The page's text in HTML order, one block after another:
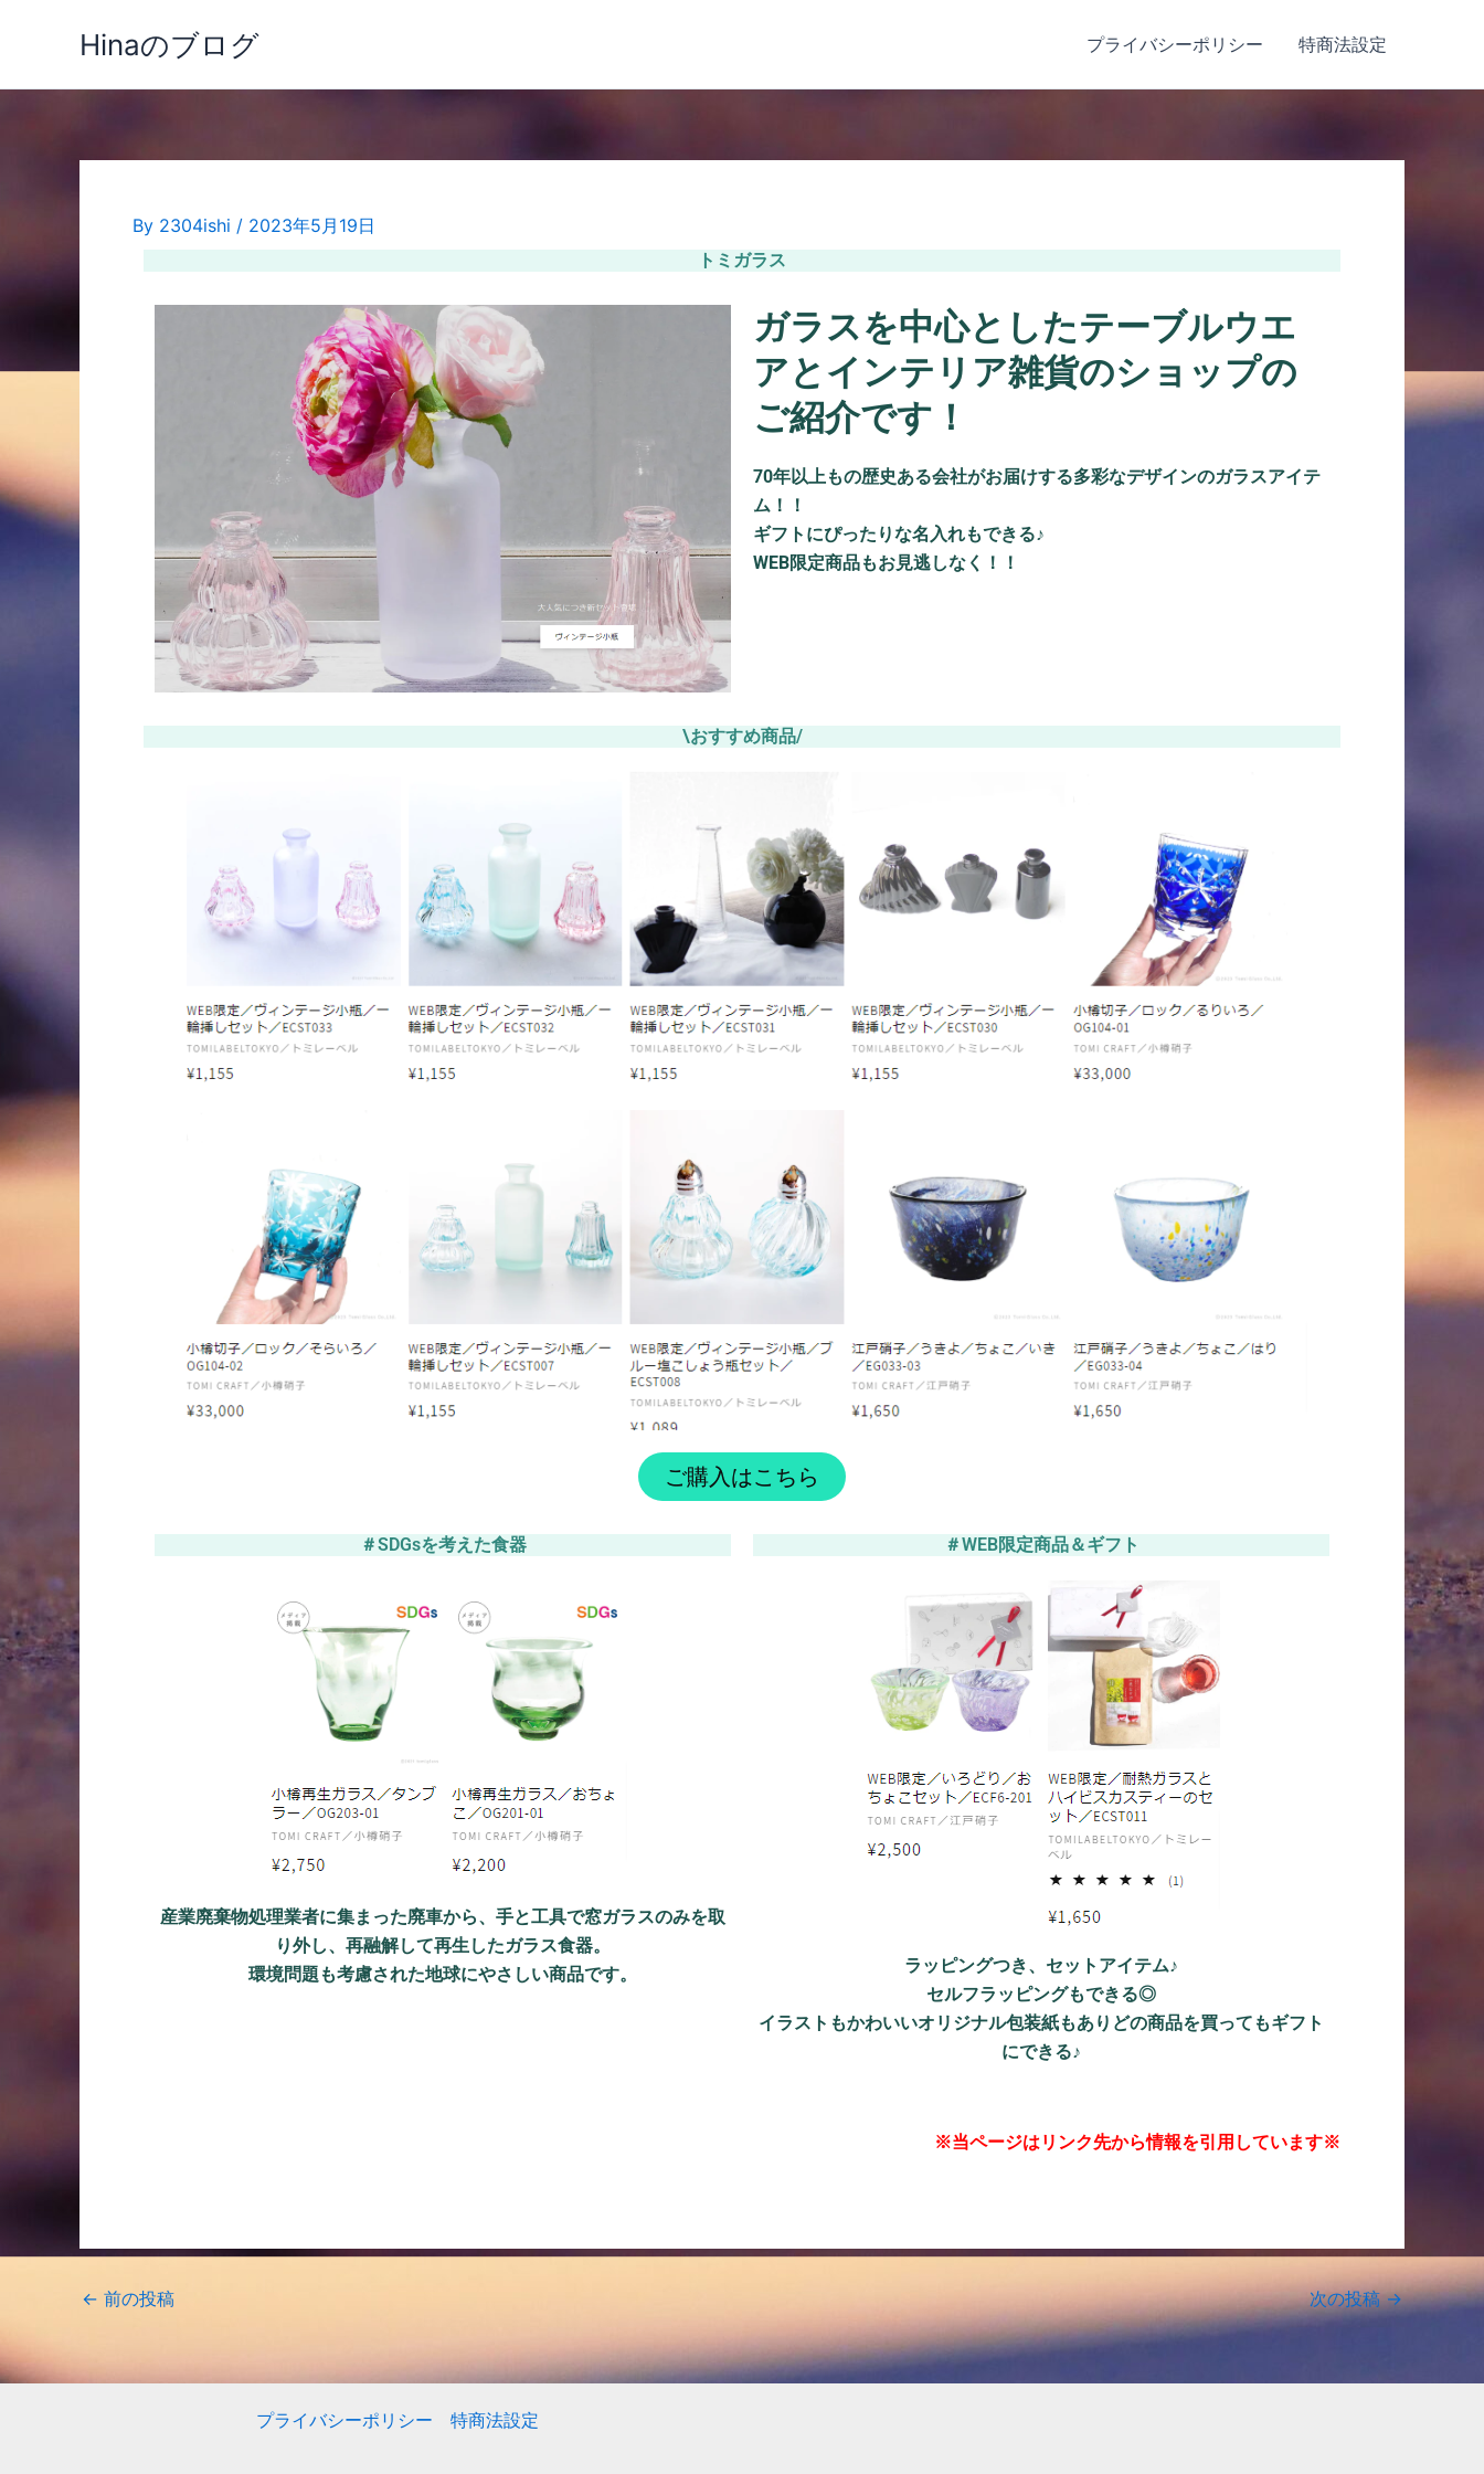
Hinaのブログ プライバシーポリシー 特商法設定
By 2304ishi / 2023年5月19日
トミガラス
ガラスを中心としたテーブルウエ
アとインテリア雑貨のショップの
ご紹介です！
70年以上もの歴史ある会社がお届けする多彩なデザインのガラスアイテ
ム！！
ギフトにぴったりな名入れもできる♪
WEB限定商品もお見逃しなく！！
\おすすめ商品/
ご購入はこちら
＃SDGsを考えた食器
産業廃棄物処理業者に集まった廃車から、手と工具で窓ガラスのみを取
り外し、再融解して再生したガラス食器。
環境問題も考慮された地球にやさしい商品です。
＃WEB限定商品＆ギフト
ラッピングつき、セットアイテム♪
セルフラッピングもできる◎
イラストもかわいいオリジナル包装紙もありどの商品を買ってもギフト
にできる♪
※当ページはリンク先から情報を引用しています※
← 前の投稿 次の投稿→
プライバシーポリシー 特商法設定